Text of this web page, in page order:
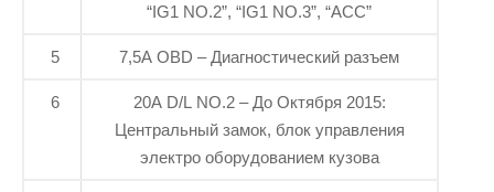
“IG1 NO.2”, “IG1 NO.3”, “ACC”
5 7,5A OBD – Диагностический разъем
6
20A D/L NO.2 – До Октября 2015:
Центральный замок, блок управления
электро оборудованием кузова